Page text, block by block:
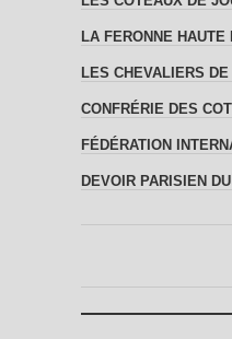
LA FERONNE HAUTE
LES CHEVALIERS DE
CONFRÉRIE DES
FÉDÉRATION
DEVOIR PARISIEN